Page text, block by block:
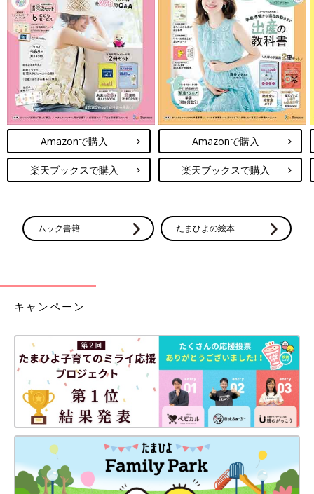
Amazonで購入
楽天ブックスで購入
Amazonで購入
楽天ブックスで購入
ムック書籍 たまひよの絵本
キャンペーン